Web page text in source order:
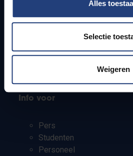
Alles
Selectie
Weigeren
Jobs
Onderzoeksgroepen
Campusfaciliteiten
Info voor
Pers
Studenten
Personeel